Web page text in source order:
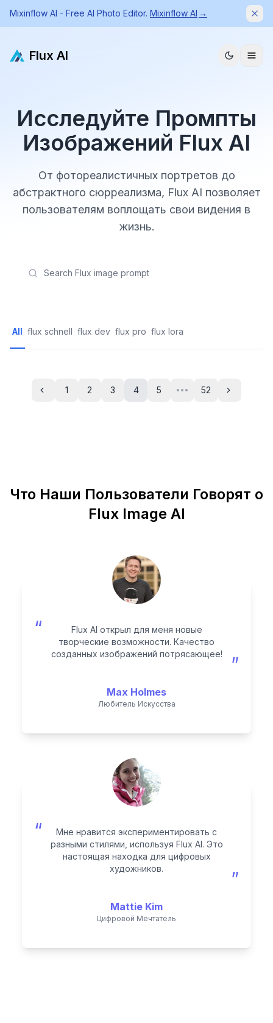
Mixinflow AI - Free AI Photo Editor. Mixinflow AI →
Flux AI
Исследуйте Промпты
Изображений Flux AI
От фотореалистичных портретов до
абстрактного сюрреализма, Flux AI позволяет
пользователям воплощать свои видения в
жизнь.
All flux schnell flux dev flux pro flux lora
Previous1 2 3 4 5 ••• 52 Next
Что Наши Пользователи Говорят о
Flux Image AI
“
Flux AI открыл для меня новые
творческие возможности. Качество
созданных изображений потрясающее!
”
Max Holmes
Любитель Искусства
“
Мне нравится экспериментировать с
разными стилями, используя Flux AI. Это
настоящая находка для цифровых
художников.
”
Mattie Kim
Цифровой Мечтатель